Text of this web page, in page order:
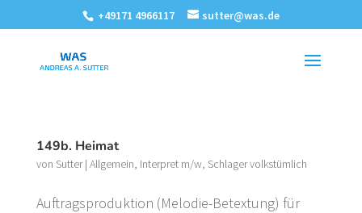
+49171 4966117 sutter@was.de
149b. Heimat
von Sutter| Allgemein, Interpret m/w, Schlager volkstümlich
Auftragsproduktion (Melodie-Betextung) für